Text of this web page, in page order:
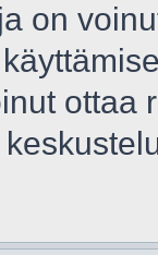
on
ottaa